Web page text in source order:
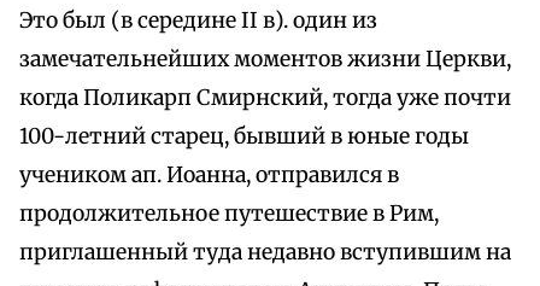
Это был (в середине II в). один из
замечательнейших моментов жизни Церкви,
когда Поликарп Смирнский, тогда уже почти
100-летний старец, бывший в юные годы
учеником ап. Иоанна, отправился в
продолжительное путешествие в Рим,
приглашенный туда недавно вступившим на